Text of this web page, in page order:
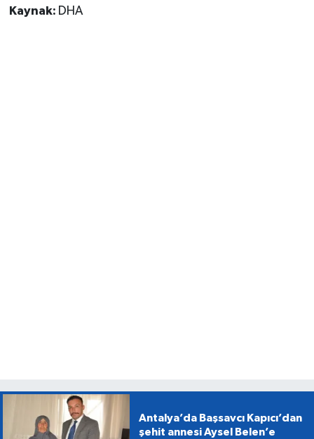
Kaynak: DHA
Antalya’da Başsavcı Kapıcı’dan
şehit annesi Aysel Belen’e